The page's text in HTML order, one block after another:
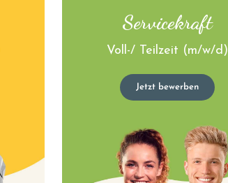
Servicekraft
Voll-/ Teilzeit (m/w/d)
Jetzt bewerben